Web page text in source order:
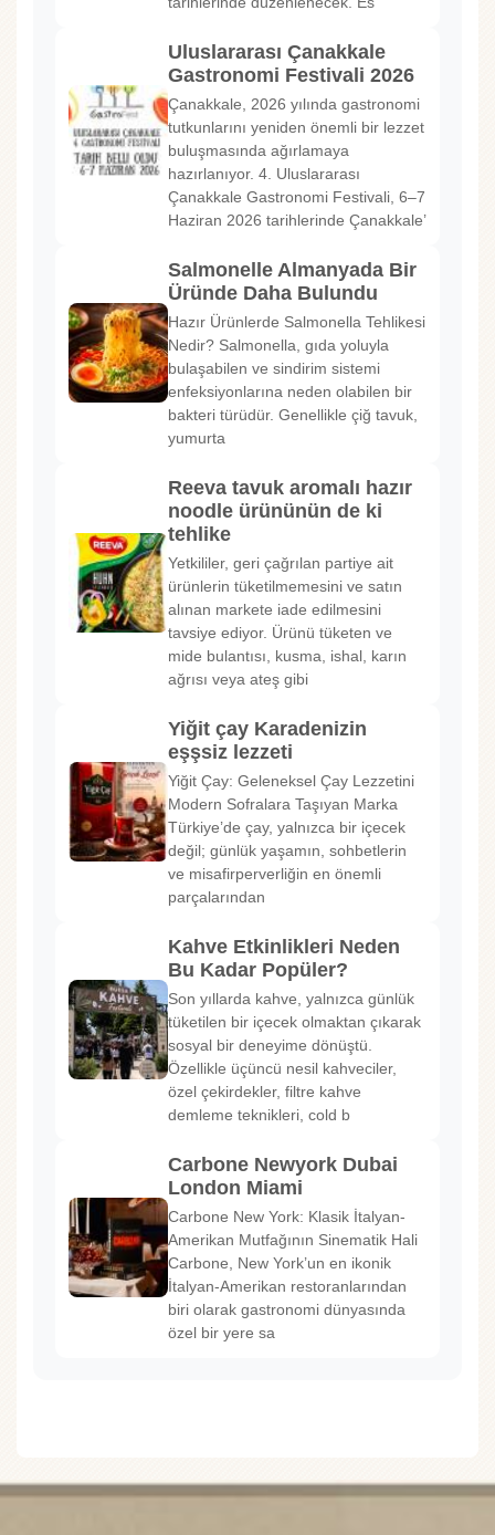
Uluslararası Çanakkale
Gastronomi Festivali 2026
Çanakkale, 2026 yılında gastronomi
tutkunlarını yeniden önemli bir lezzet
buluşmasında ağırlamaya
hazırlanıyor. 4. Uluslararası
Çanakkale Gastronomi Festivali, 6–7
Haziran 2026 tarihlerinde Çanakkale’
Salmonelle Almanyada Bir
Üründe Daha Bulundu
Hazır Ürünlerde Salmonella Tehlikesi
Nedir? Salmonella, gıda yoluyla
bulaşabilen ve sindirim sistemi
enfeksiyonlarına neden olabilen bir
bakteri türüdür. Genellikle çiğ tavuk,
yumurta
Reeva tavuk aromalı hazır
noodle ürününün de ki
tehlike
Yetkililer, geri çağrılan partiye ait
ürünlerin tüketilmemesini ve satın
alınan markete iade edilmesini
tavsiye ediyor. Ürünü tüketen ve
mide bulantısı, kusma, ishal, karın
ağrısı veya ateş gibi
Yiğit çay Karadenizin
eşşsiz lezzeti
Yiğit Çay: Geleneksel Çay Lezzetini
Modern Sofralara Taşıyan Marka
Türkiye’de çay, yalnızca bir içecek
değil; günlük yaşamın, sohbetlerin
ve misafirperverliğin en önemli
parçalarından
Kahve Etkinlikleri Neden
Bu Kadar Popüler?
Son yıllarda kahve, yalnızca günlük
tüketilen bir içecek olmaktan çıkarak
sosyal bir deneyime dönüştü.
Özellikle üçüncü nesil kahveciler,
özel çekirdekler, filtre kahve
demleme teknikleri, cold b
Carbone Newyork Dubai
London Miami
Carbone New York: Klasik İtalyan-
Amerikan Mutfağının Sinematik Hali
Carbone, New York’un en ikonik
İtalyan-Amerikan restoranlarından
biri olarak gastronomi dünyasında
özel bir yere sa